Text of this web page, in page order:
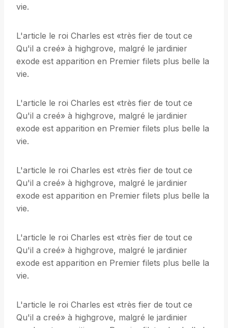
vie.
L'article le roi Charles est «très fier de tout ce
Qu'il a creé» à highgrove, malgré le jardinier
exode est apparition en Premier filets plus belle la
vie.
L'article le roi Charles est «très fier de tout ce
Qu'il a creé» à highgrove, malgré le jardinier
exode est apparition en Premier filets plus belle la
vie.
L'article le roi Charles est «très fier de tout ce
Qu'il a creé» à highgrove, malgré le jardinier
exode est apparition en Premier filets plus belle la
vie.
L'article le roi Charles est «très fier de tout ce
Qu'il a creé» à highgrove, malgré le jardinier
exode est apparition en Premier filets plus belle la
vie.
L'article le roi Charles est «très fier de tout ce
Qu'il a creé» à highgrove, malgré le jardinier